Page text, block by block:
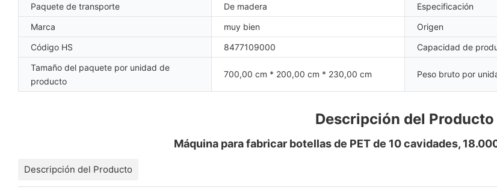
Paquete de transporte
De madera Especificación
Marca
muy bien Origen
Código HS
8477109000 Capacidad de
Tamaño del paquete por unidad de
producto
700,00 cm * 200,00 cm * 230,00 cm Peso bruto por
Descripción del Producto
Máquina para fabricar botellas de PET de 10 cavidades,
Descripción del Producto